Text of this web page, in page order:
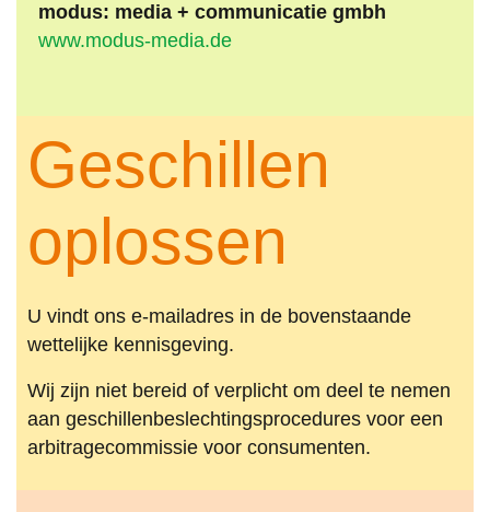
modus: media + communicatie gmbh
www.modus-media.de
Geschillen
oplossen
U vindt ons e-mailadres in de bovenstaande
wettelijke kennisgeving.
Wij zijn niet bereid of verplicht om deel te nemen
aan geschillenbeslechtingsprocedures voor een
arbitragecommissie voor consumenten.